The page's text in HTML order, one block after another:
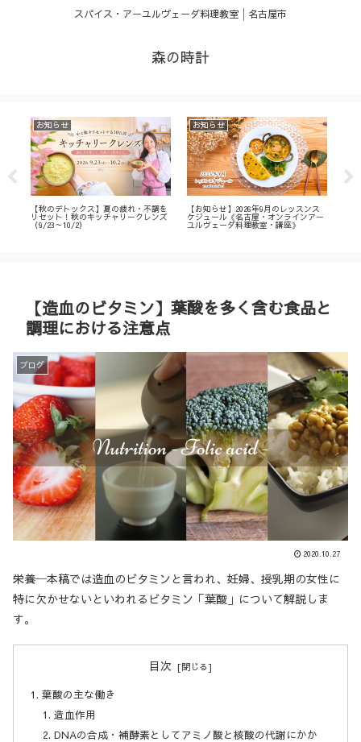
スパイス・アーユルヴェーダ料理教室│名古屋市
森の時計
お知らせ
【秋のデトックス】夏の疲れ・不調を
リセット！秋のキッチャリークレンズ
（9/23～10/2）
お知らせ
【お知らせ】2026年9月のレッスンス
ケジュール《名古屋・オンラインアー
ユルヴェーダ料理教室・講座》
【造血のビタミン】葉酸を多く含む食品と
調理における注意点
ブログ
2020.10.27
栄養─本稿では造血のビタミンと言われ、妊婦、授乳期の女性に
特に欠かせないといわれるビタミン「葉酸」について解説しま
す。
目次
葉酸の主な働き
造血作用
DNAの合成・補酵素としてアミノ酸と核酸の代謝にかか